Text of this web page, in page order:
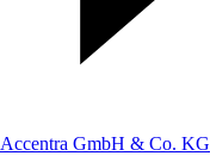
Accentra GmbH & Co. KG